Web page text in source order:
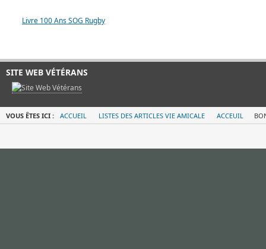
Livre 100 Ans SOG Rugby
SITE WEB VÉTÉRANS
VOUS ÊTES ICI : ACCUEIL LISTES DES ARTICLES VIE AMICALE ACCEUIL